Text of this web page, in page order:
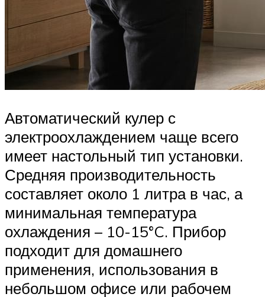
Автоматический кулер с
электроохлаждением чаще всего
имеет настольный тип установки.
Средняя производительность
составляет около 1 литра в час, а
минимальная температура
охлаждения – 10-15°C. Прибор
подходит для домашнего
применения, использования в
небольшом офисе или рабочем